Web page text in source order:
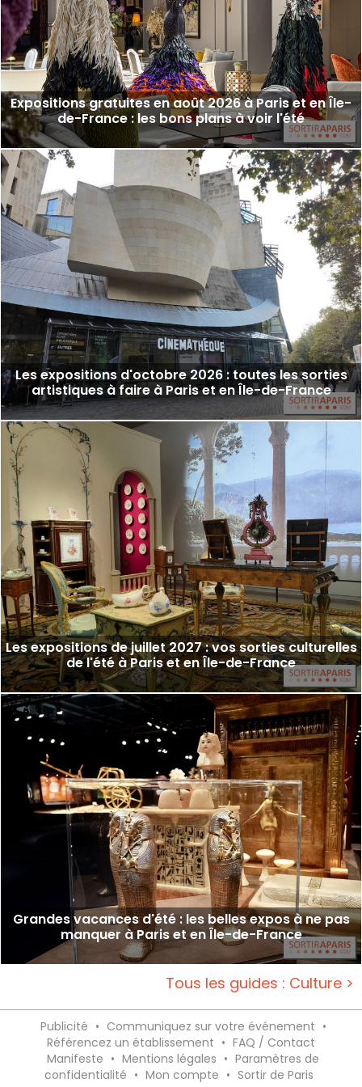
Expositions gratuites en août 2026 à Paris et en Île-
de-France : les bons plans à voir l'été
Les expositions d'octobre 2026 : toutes les sorties
artistiques à faire à Paris et en Île-de-France
Les expositions de juillet 2027 : vos sorties culturelles
de l'été à Paris et en Île-de-France
Grandes vacances d'été : les belles expos à ne pas
manquer à Paris et en Île-de-France
Tous les guides : Culture >
Publicité • Communiquez sur votre événement •
Référencez un établissement • FAQ / Contact
Manifeste • Mentions légales • Paramètres de
confidentialité • Mon compte • Sortir de Paris